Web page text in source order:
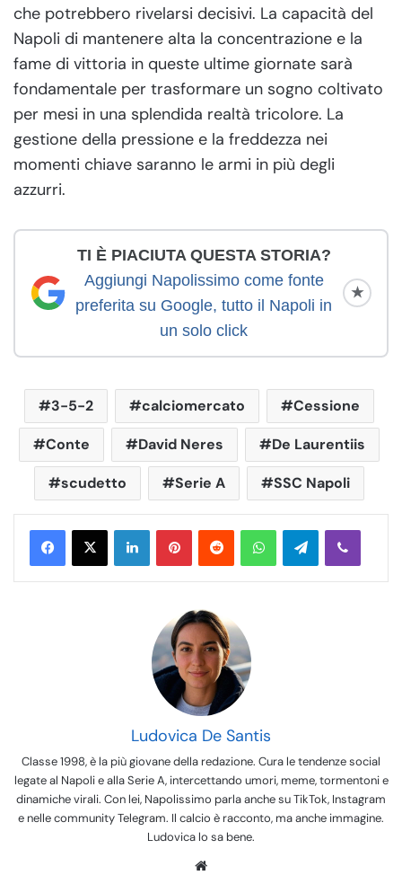
che potrebbero rivelarsi decisivi. La capacità del
Napoli di mantenere alta la concentrazione e la
fame di vittoria in queste ultime giornate sarà
fondamentale per trasformare un sogno coltivato
per mesi in una splendida realtà tricolore. La
gestione della pressione e la freddezza nei
momenti chiave saranno le armi in più degli
azzurri.
TI È PIACIUTA QUESTA STORIA?
Aggiungi Napolissimo come fonte
preferita su Google, tutto il Napoli in
un solo click
★
3-5-2 calciomercato Cessione
Conte David Neres De Laurentiis
scudetto Serie A SSC Napoli
WhatsApp Telegram
Ludovica De Santis
Classe 1998, è la più giovane della redazione. Cura le tendenze social
legate al Napoli e alla Serie A, intercettando umori, meme, tormentoni e
dinamiche virali. Con lei, Napolissimo parla anche su TikTok, Instagram
e nelle community Telegram. Il calcio è racconto, ma anche immagine.
Ludovica lo sa bene.